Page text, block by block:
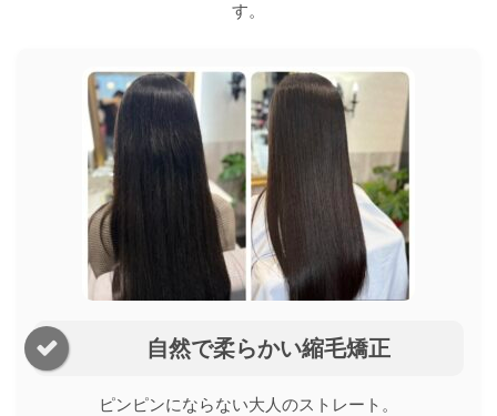
す。
自然で柔らかい縮毛矯正
ピンピンにならない大人のストレート。